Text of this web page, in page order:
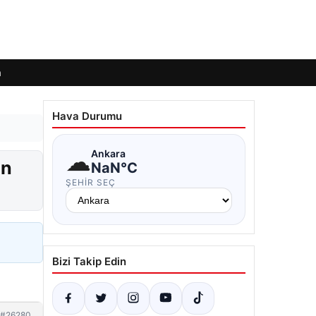
Hava Durumu
☁Ankara
NaN°C
ŞEHIR SEÇ
Bizi Takip Edin